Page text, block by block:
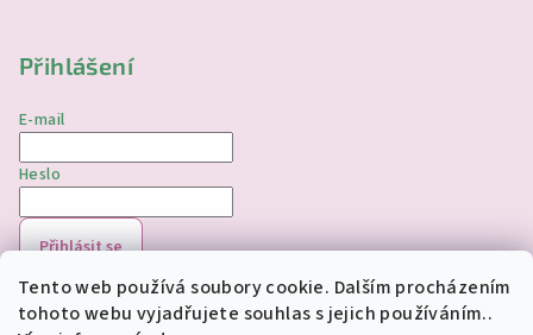
Tento web používá soubory cookie. Dalším procházením
tohoto webu vyjadřujete souhlas s jejich používáním..
Přihlášení
E-mail
Heslo
Přihlásit se
Nová registraceZapomenuté heslo